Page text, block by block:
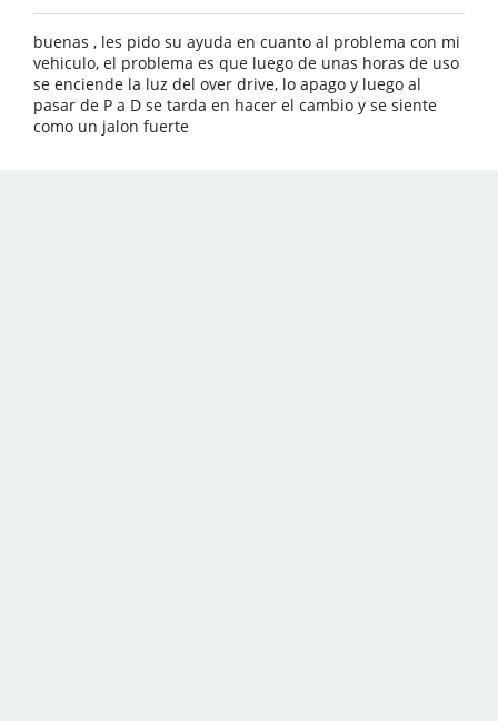
buenas , les pido su ayuda en cuanto al problema con mi
vehiculo, el problema es que luego de unas horas de uso
se enciende la luz del over drive, lo apago y luego al
pasar de P a D se tarda en hacer el cambio y se siente
como un jalon fuerte